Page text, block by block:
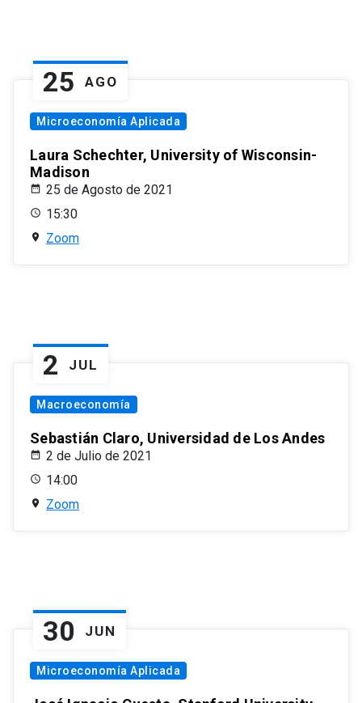
25 AGO
Microeconomía Aplicada
Laura Schechter, University of Wisconsin-
Madison
25 de Agosto de 2021
15:30
Zoom
2 JUL
Macroeconomía
Sebastián Claro, Universidad de Los Andes
2 de Julio de 2021
14:00
Zoom
30 JUN
Microeconomía Aplicada